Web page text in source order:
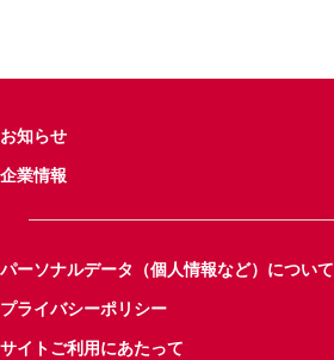
お知らせ
企業情報
パーソナルデータ（個人情報など）について
プライバシーポリシー
サイトご利用にあたって